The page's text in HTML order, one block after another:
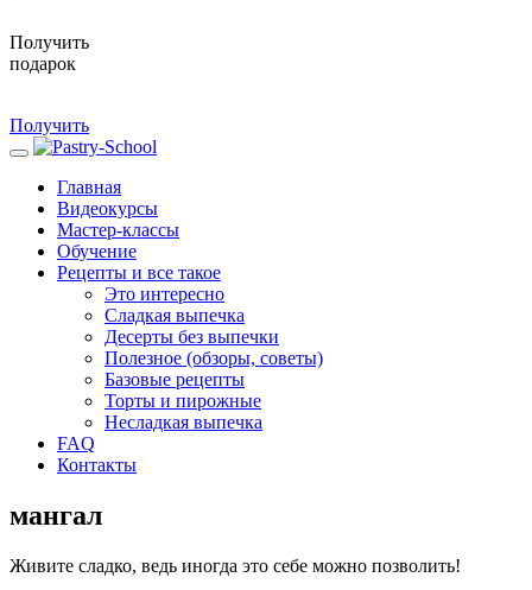
Получить
подарок
Получить
Главная
Видеокурсы
Мастер-классы
Обучение
Рецепты и все такое
Это интересно
Сладкая выпечка
Десерты без выпечки
Полезное (обзоры, советы)
Базовые рецепты
Торты и пирожные
Несладкая выпечка
FAQ
Контакты
мангал
Живите сладко, ведь иногда это себе можно позволить!